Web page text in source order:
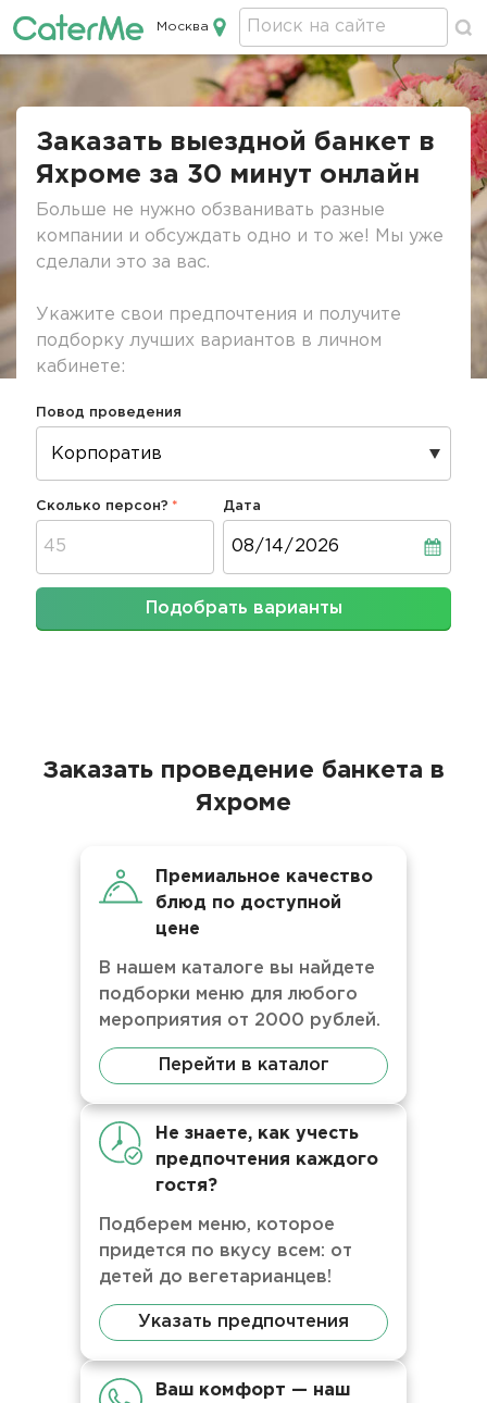
Кейтеринг в Москве
Москва
Строка
Заказать выездной банкет в
Яхроме за 30 минут онлайн
Больше не нужно обзванивать разные
компании и обсуждать одно и то же! Мы уже
сделали это за вас.
Укажите свои предпочтения и получите
подборку лучших вариантов в личном
кабинете:
Повод проведения
Сколько персон? Дата
Подобрать варианты
Заказать проведение банкета в
Яхроме
Премиальное качество
блюд по доступной
цене
В нашем каталоге вы найдете
подборки меню для любого
мероприятия от 2000 рублей.
Перейти в каталог
Не знаете, как учесть
предпочтения каждого
гостя?
Подберем меню, которое
придется по вкусу всем: от
детей до вегетарианцев!
Указать предпочтения
Ваш комфорт — наш